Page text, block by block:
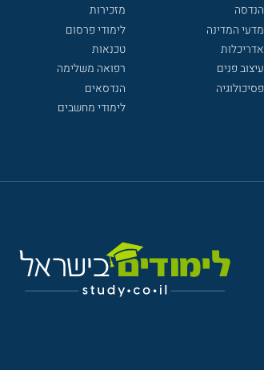
הנדסה
מדעי המדינה
אדריכלות
עיצוב פנים
פסיכולוגיה
מזכירות
לימודי פרסום
טכנאות
רפואה משלימה
הנדסאים
לימודי מחשבים